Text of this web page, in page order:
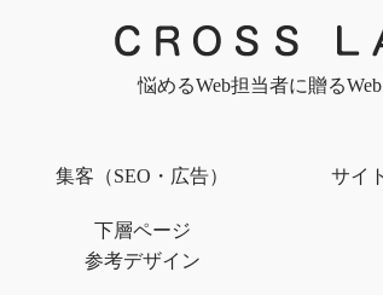
悩めるWeb担当者に贈る
集客（SEO・広告） サイ
下層ページ
参考デザイン